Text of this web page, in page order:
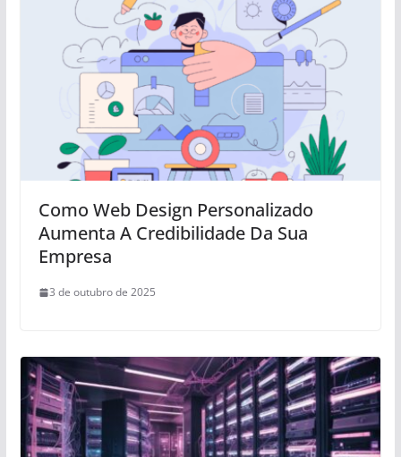
Como Web Design Personalizado
Aumenta A Credibilidade Da Sua
Empresa
3 de outubro de 2025